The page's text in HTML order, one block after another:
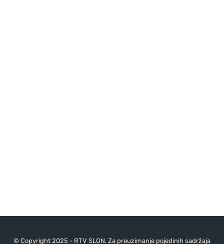
© Copyright 2025 - RTV SLON. Za preuzimanje pojedinih sadržaja